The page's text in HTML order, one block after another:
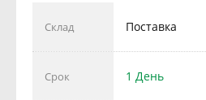
Склад Поставка
Срок 1 День